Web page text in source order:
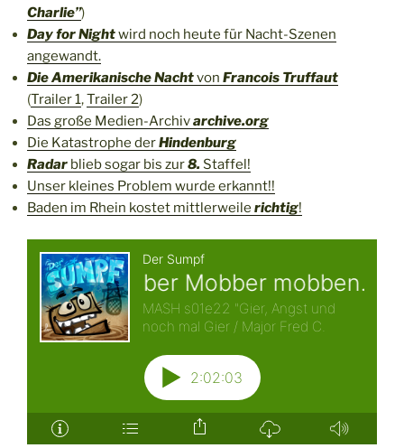
Charlie”)
Day for Nightwird noch heute für Nacht-Szenen
angewandt.
Die Amerikanische Nachtvon Francois Truffaut
(Trailer 1,Trailer 2)
Das große Medien-Archivarchive.org
Die Katastrophe derHindenburg
Radar blieb sogar bis zur8. Staffel!
Unser kleines Problem wurde erkannt!!
Baden im Rhein kostet mittlerweile richtig!